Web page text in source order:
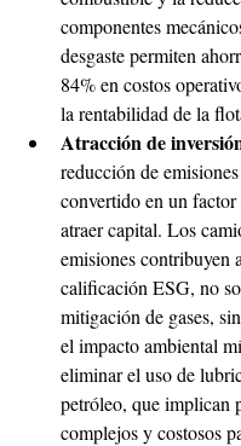
componentes
desgaste permiten
84% en costos
la rentabilidad de la
Atracción de
reducción de emisiones
convertido en un factor
atraer capital. Los
emisiones contribuyen
calificación ESG, no
mitigación de gases,
el impacto ambiental
eliminar el uso de
petróleo, que implican
complejos y costosos